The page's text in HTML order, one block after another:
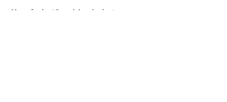
Ha en fin dag/ Svensk Lantbrukstjänst